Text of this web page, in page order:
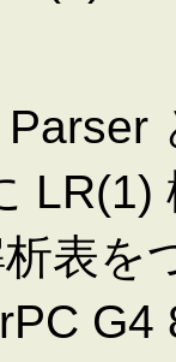
LR(1)
表を